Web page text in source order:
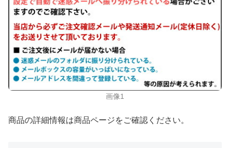
画像1
商品の詳細情報は商品ページをご確認ください。